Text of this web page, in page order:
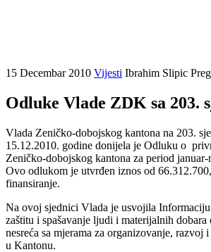
15 Decembar 2010 Vijesti Ibrahim Slipic
Odluke Vlade ZDK sa 203.
Vlada Zeničko-dobojskog kantona na 203.
15.12.2010. godine donijela je Odluku o
Zeničko-dobojskog kantona za period januar-
Ovo odlukom je utvrđen iznos od
finansiranje.
Na ovoj sjednici Vlada je usvojila Informaciju
zaštitu i spašavanje ljudi i materijalnih
nesreća sa mjerama za organizovanje, razvoj
u Kantonu.